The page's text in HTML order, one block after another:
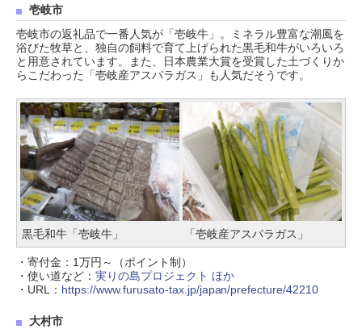
壱岐市
壱岐市の返礼品で一番人気が「壱岐牛」。ミネラル豊富な潮風を
浴びた牧草と、独自の飼料で育て上げられた黒毛和牛がいろいろ
と用意されています。また、日本農業大賞を受賞した土づくりか
らこだわった「壱岐産アスパラガス」も人気だそうです。
黒毛和牛「壱岐牛」 「壱岐産アスパラガス」
・寄付金：1万円～（ポイント制）
・使い道など： 実りの島プロジェクト ほか
・URL： https://www.furusato-tax.jp/japan/prefecture/42210
大村市